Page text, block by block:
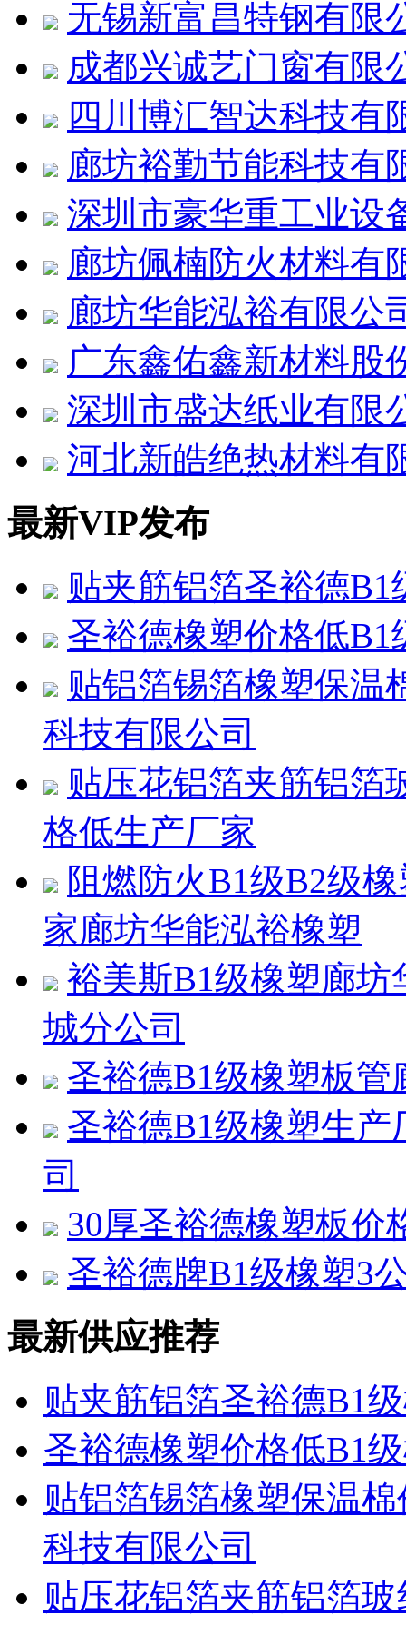
无锡新富昌特钢有限
成都兴诚艺门窗有限
四川博汇智达科技有
廊坊裕勤节能科技有
深圳市豪华重工业设
廊坊佩楠防火材料有
廊坊华能泓裕有限公
广东鑫佑鑫新材料股
深圳市盛达纸业有限
河北新皓绝热材料有
最新VIP发布
贴夹筋铝箔圣裕德B1
圣裕德橡塑价格低
贴铝箔锡箔橡塑保温
科技有限公司
贴压花铝箔夹筋铝箔
格低生产厂家
阻燃防火B1级B2级
家廊坊华能泓裕橡塑
裕美斯B1级橡塑廊
城分公司
圣裕德B1级橡塑板
圣裕德B1级橡塑生
司
30厚圣裕德橡塑板价
圣裕德牌B1级橡塑3
最新供应推荐
贴夹筋铝箔圣裕德B1
圣裕德橡塑价格低B1
贴铝箔锡箔橡塑保温
科技有限公司
贴压花铝箔夹筋铝箔